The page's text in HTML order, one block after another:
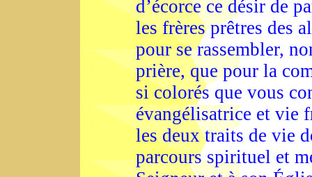
d’écorce ce désir de
les frères prêtres des
pour se rassembler,
prière, que pour la
si colorés que vous
évangélisatrice et vie
les deux traits de vie
parcours spirituel et